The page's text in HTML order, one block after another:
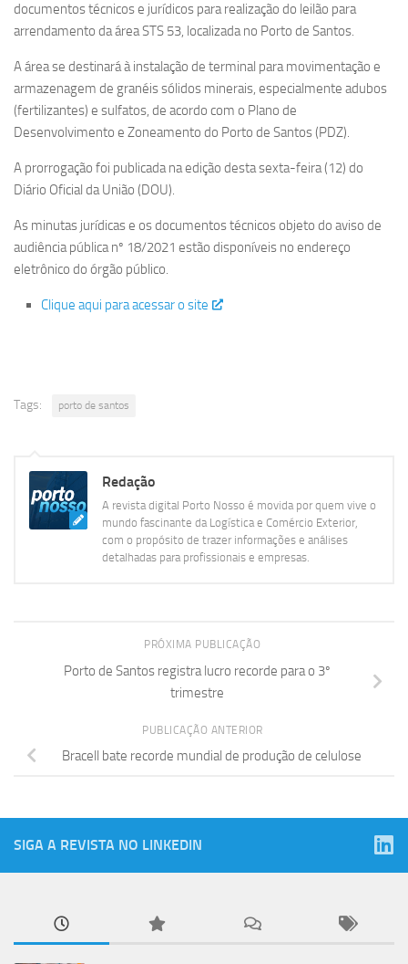
documentos técnicos e jurídicos para realização do leilão para
arrendamento da área STS 53, localizada no Porto de Santos.
A área se destinará à instalação de terminal para movimentação e
armazenagem de granéis sólidos minerais, especialmente adubos
(fertilizantes) e sulfatos, de acordo com o Plano de
Desenvolvimento e Zoneamento do Porto de Santos (PDZ).
A prorrogação foi publicada na edição desta sexta-feira (12) do
Diário Oficial da União (DOU).
As minutas jurídicas e os documentos técnicos objeto do aviso de
audiência pública nº 18/2021 estão disponíveis no endereço
eletrônico do órgão público.
Clique aqui para acessar o site
Tags: porto de santos
Redação
A revista digital Porto Nosso é movida por quem vive o
mundo fascinante da Logística e Comércio Exterior,
com o propósito de trazer informações e análises
detalhadas para profissionais e empresas.
PRÓXIMA PUBLICAÇÃO
Porto de Santos registra lucro recorde para o 3º
trimestre
PUBLICAÇÃO ANTERIOR
Bracell bate recorde mundial de produção de celulose
SIGA A REVISTA NO LINKEDIN